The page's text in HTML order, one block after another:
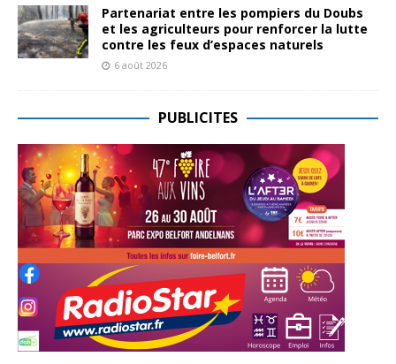
Partenariat entre les pompiers du Doubs
et les agriculteurs pour renforcer la lutte
contre les feux d’espaces naturels
6 août 2026
PUBLICITES